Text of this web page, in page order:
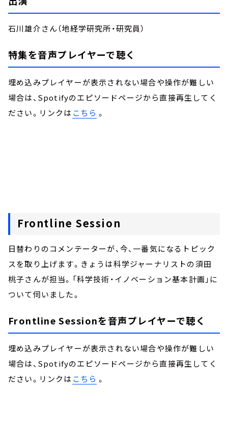
石川雄介さん（地経学研究所・研究員）
特集を音声プレイヤーで聴く
埋め込みプレイヤーが表示されない場合や操作が難しい
場合は、Spotifyのエピソードページから直接再生してく
ださい。リンクは こちら 。
Frontline Session
日替わりのコメンテーターが、今、一番気になるトピック
スを取り上げます。きょうは科学ジャーナリストの須田
桃子さんが担当。「科学技術・イノベーション基本計画」に
ついて伺いました。
Frontline Sessionを音声プレイヤーで聴く
埋め込みプレイヤーが表示されない場合や操作が難しい
場合は、Spotifyのエピソードページから直接再生してく
ださい。リンクは こちら 。